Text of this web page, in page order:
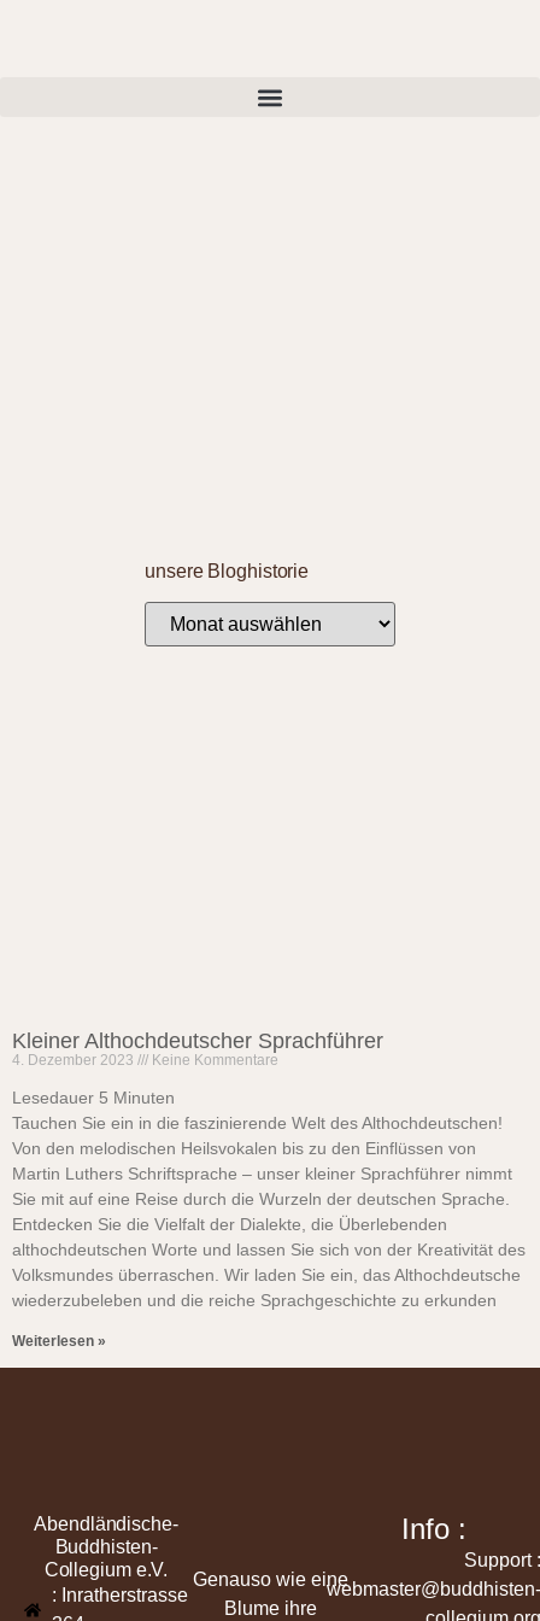
unsere Bloghistorie
Kleiner Althochdeutscher Sprachführer
4. Dezember 2023 Keine Kommentare
Lesedauer 5 Minuten
Tauchen Sie ein in die faszinierende Welt des Althochdeutschen!
Von den melodischen Heilsvokalen bis zu den Einflüssen von
Martin Luthers Schriftsprache – unser kleiner Sprachführer nimmt
Sie mit auf eine Reise durch die Wurzeln der deutschen Sprache.
Entdecken Sie die Vielfalt der Dialekte, die Überlebenden
althochdeutschen Worte und lassen Sie sich von der Kreativität des
Volksmundes überraschen. Wir laden Sie ein, das Althochdeutsche
wiederzubeleben und die reiche Sprachgeschichte zu erkunden
Weiterlesen »
Abendländische-
Buddhisten-
Collegium e.V.
: Inratherstrasse
Genauso wie eine
Blume ihre
Info :
Support :
webmaster@buddhisten-